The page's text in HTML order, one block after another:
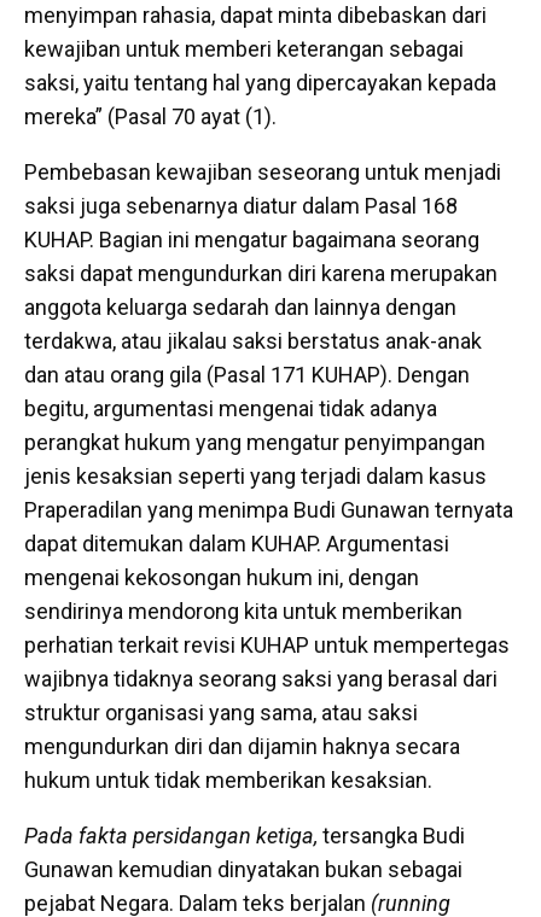
menyimpan rahasia, dapat minta dibebaskan dari
kewajiban untuk memberi keterangan sebagai
saksi, yaitu tentang hal yang dipercayakan kepada
mereka” (Pasal 70 ayat (1).
Pembebasan kewajiban seseorang untuk menjadi
saksi juga sebenarnya diatur dalam Pasal 168
KUHAP. Bagian ini mengatur bagaimana seorang
saksi dapat mengundurkan diri karena merupakan
anggota keluarga sedarah dan lainnya dengan
terdakwa, atau jikalau saksi berstatus anak-anak
dan atau orang gila (Pasal 171 KUHAP). Dengan
begitu, argumentasi mengenai tidak adanya
perangkat hukum yang mengatur penyimpangan
jenis kesaksian seperti yang terjadi dalam kasus
Praperadilan yang menimpa Budi Gunawan ternyata
dapat ditemukan dalam KUHAP. Argumentasi
mengenai kekosongan hukum ini, dengan
sendirinya mendorong kita untuk memberikan
perhatian terkait revisi KUHAP untuk mempertegas
wajibnya tidaknya seorang saksi yang berasal dari
struktur organisasi yang sama, atau saksi
mengundurkan diri dan dijamin haknya secara
hukum untuk tidak memberikan kesaksian.
Pada fakta persidangan ketiga, tersangka Budi
Gunawan kemudian dinyatakan bukan sebagai
pejabat Negara. Dalam teks berjalan (running